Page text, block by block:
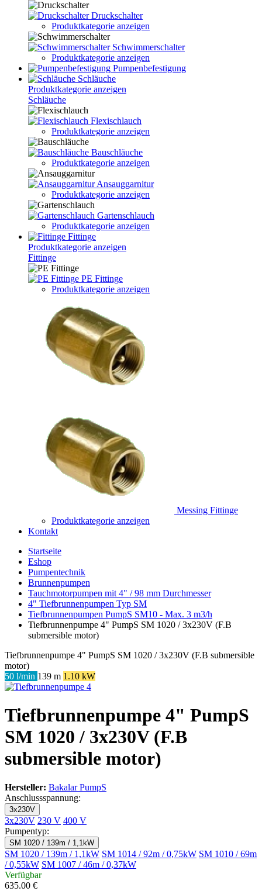
Druckschalter
Produktkategorie anzeigen
Schwimmerschalter
Produktkategorie anzeigen
Pumpenbefestigung
Schläuche
Produktkategorie anzeigen
Schläuche
Flexischlauch
Produktkategorie anzeigen
Bauschläuche
Produktkategorie anzeigen
Ansauggarnitur
Produktkategorie anzeigen
Gartenschlauch
Produktkategorie anzeigen
Fittinge
Produktkategorie anzeigen
Fittinge
PE Fittinge
Produktkategorie anzeigen
Messing Fittinge
Produktkategorie anzeigen
Kontakt
Startseite
Eshop
Pumpentechnik
Brunnenpumpen
Tauchmotorpumpen mit 4" / 98 mm Durchmesser
4" Tiefbrunnenpumpen Typ SM
Tiefbrunnenpumpen PumpS SM10 - Max. 3 m3/h
Tiefbrunnenpumpe 4" PumpS SM 1020 / 3x230V (F.B
submersible motor)
Tiefbrunnenpumpe 4" PumpS SM 1020 / 3x230V (F.B submersible
motor)
50 l/min 139 m 1.10 kW
Tiefbrunnenpumpe 4" PumpS
SM 1020 / 3x230V (F.B
submersible motor)
Hersteller: Bakalar PumpS
Anschlussspannung:
3x230V
3x230V 230 V 400 V
Pumpentyp:
SM 1020 / 139m / 1,1kW
SM 1020 / 139m / 1,1kW SM 1014 / 92m / 0,75kW SM 1010 / 69m
/ 0,55kW SM 1007 / 46m / 0,37kW
Verfügbar
635.00 €